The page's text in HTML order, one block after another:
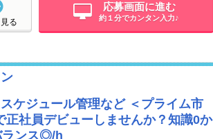
応募画面に進む
約１分でカンタン入力♪
る
ケジュール管理など ＜プライム市
社員デビューしませんか？知識0か
ランス◎/h